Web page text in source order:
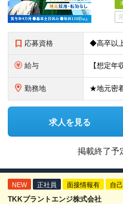
応募資格
給与
勤務地
求人を見る
掲載終了予
NEW 正社員 面接情報有 自
TKKプラントエンジ株式会社